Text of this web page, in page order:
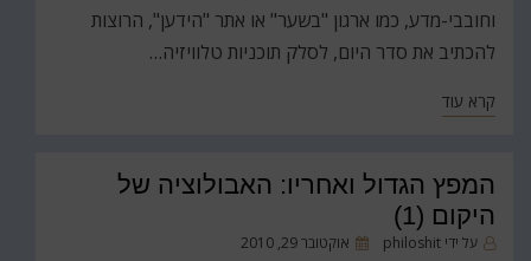
וחובבי-מדע, כמו ארגון "בשער" או אתר "הידען", הרוצות
להכתיב את סדר היום, לסלק תוכניות טלוויזיה…
קרא עוד
המפץ הגדול ואחריו: האבולוציה של
היקום (1)
על ידי philoshit
פורסםאוקטובר 29, 2010